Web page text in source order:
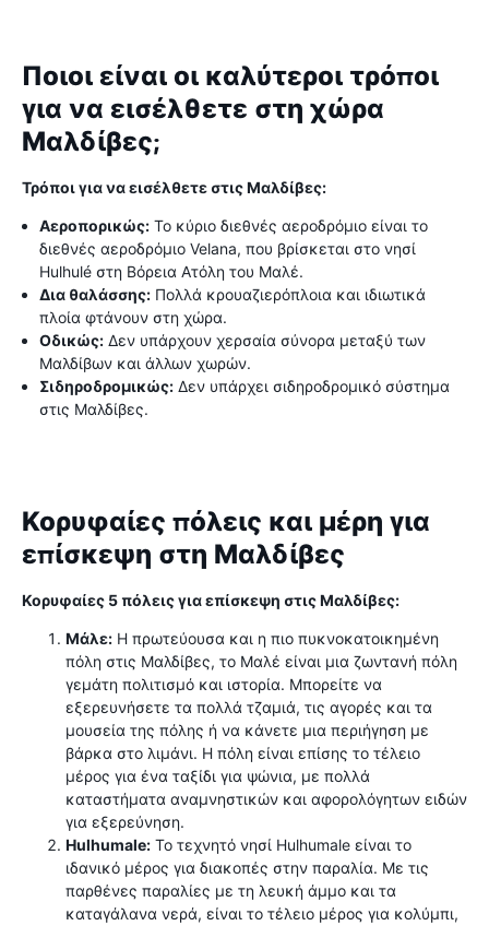
Ποιοι είναι οι καλύτεροι τρόποι
για να εισέλθετε στη χώρα
Μαλδίβες;
Τρόποι για να εισέλθετε στις Μαλδίβες:
Αεροπορικώς: Το κύριο διεθνές αεροδρόμιο είναι το
διεθνές αεροδρόμιο Velana, που βρίσκεται στο νησί
Hulhulé στη Βόρεια Ατόλη του Μαλέ.
Δια θαλάσσης: Πολλά κρουαζιερόπλοια και ιδιωτικά
πλοία φτάνουν στη χώρα.
Οδικώς: Δεν υπάρχουν χερσαία σύνορα μεταξύ των
Μαλδίβων και άλλων χωρών.
Σιδηροδρομικώς: Δεν υπάρχει σιδηροδρομικό σύστημα
στις Μαλδίβες.
Κορυφαίες πόλεις και μέρη για
επίσκεψη στη Μαλδίβες
Κορυφαίες 5 πόλεις για επίσκεψη στις Μαλδίβες:
Μάλε: Η πρωτεύουσα και η πιο πυκνοκατοικημένη
πόλη στις Μαλδίβες, το Μαλέ είναι μια ζωντανή πόλη
γεμάτη πολιτισμό και ιστορία. Μπορείτε να
εξερευνήσετε τα πολλά τζαμιά, τις αγορές και τα
μουσεία της πόλης ή να κάνετε μια περιήγηση με
βάρκα στο λιμάνι. Η πόλη είναι επίσης το τέλειο
μέρος για ένα ταξίδι για ψώνια, με πολλά
καταστήματα αναμνηστικών και αφορολόγητων ειδών
για εξερεύνηση.
Hulhumale: Το τεχνητό νησί Hulhumale είναι το
ιδανικό μέρος για διακοπές στην παραλία. Με τις
παρθένες παραλίες με τη λευκή άμμο και τα
καταγάλανα νερά, είναι το τέλειο μέρος για κολύμπι,